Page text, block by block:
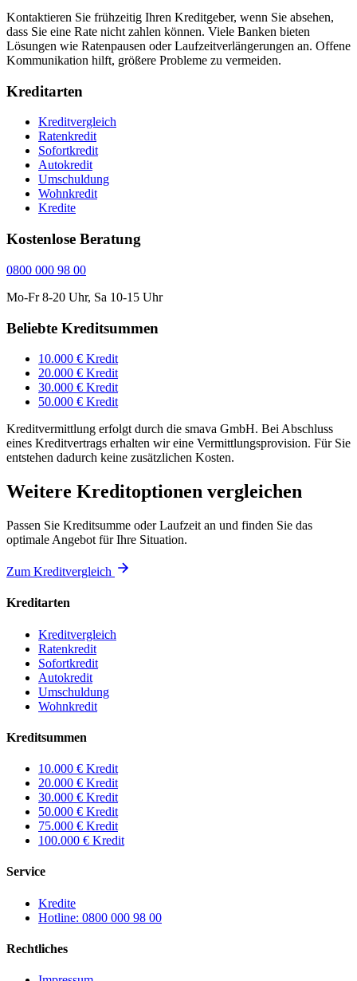
Kontaktieren Sie frühzeitig Ihren Kreditgeber, wenn Sie absehen,
dass Sie eine Rate nicht zahlen können. Viele Banken bieten
Lösungen wie Ratenpausen oder Laufzeitverlängerungen an. Offene
Kommunikation hilft, größere Probleme zu vermeiden.
Kreditarten
Kreditvergleich
Ratenkredit
Sofortkredit
Autokredit
Umschuldung
Wohnkredit
Kredite
Kostenlose Beratung
0800 000 98 00
Mo-Fr 8-20 Uhr, Sa 10-15 Uhr
Beliebte Kreditsummen
10.000 € Kredit
20.000 € Kredit
30.000 € Kredit
50.000 € Kredit
Kreditvermittlung erfolgt durch die smava GmbH. Bei Abschluss
eines Kreditvertrags erhalten wir eine Vermittlungsprovision. Für Sie
entstehen dadurch keine zusätzlichen Kosten.
Weitere Kreditoptionen vergleichen
Passen Sie Kreditsumme oder Laufzeit an und finden Sie das
optimale Angebot für Ihre Situation.
Zum Kreditvergleich
Kreditarten
Kreditvergleich
Ratenkredit
Sofortkredit
Autokredit
Umschuldung
Wohnkredit
Kreditsummen
10.000 € Kredit
20.000 € Kredit
30.000 € Kredit
50.000 € Kredit
75.000 € Kredit
100.000 € Kredit
Service
Kredite
Hotline: 0800 000 98 00
Rechtliches